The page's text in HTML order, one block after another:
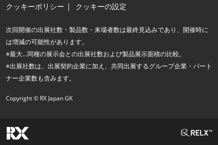
クッキーポリシー
クッキーの設定
次回開催の出展社数・製品数・来場者数は最終見込みであり、開催時に
は増減の可能性があります。
※最大…同種の展示会との出展社数および製品展示面積の比較。
※出展社数は、出展契約企業に加え、共同出展するグループ企業・パート
ナー企業数も含みます。
Copyright © RX Japan GK